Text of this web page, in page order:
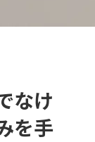
なけ
を手